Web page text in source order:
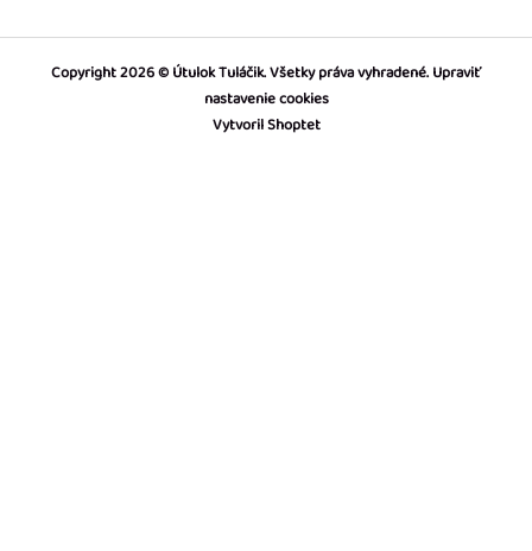
Vytvoril Shoptet
Copyright 2026 Útulok Tuláčik. Všetky práva vyhradené.Upraviť
nastavenie cookies